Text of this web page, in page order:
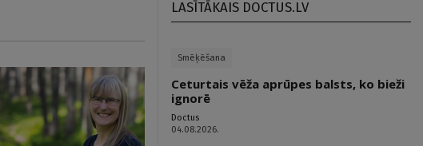
LASĪTĀKAIS DOCTUS.LV
Smēķēšana
Ceturtais vēža aprūpes balsts, ko bieži
ignorē
Doctus
04.08.2026.